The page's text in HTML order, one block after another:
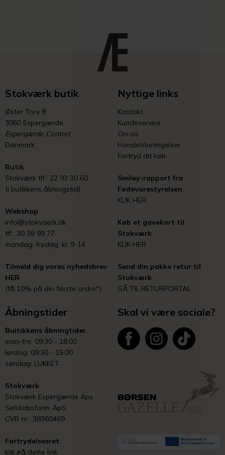
Stokværk butik
Øster Torv 8
3060 Espergærde
Espergærde Centret
Danmark
Butik
Stokværk tlf.: 22 93 30 60
(i butikkens åbningstid)
Webshop
info@stokvaerk.dk
tlf.: 30 36 99 77
mandag-fredag: kl. 9-14
Tilmeld dig vores nyhedsbrev
HER
(få 10% på din første ordre*)
Nyttige links
Kontakt
Kundeservice
Om os
Handelsbetingelser
Fortryd dit køb
Smiley-rapport fra
Fødevarestyrelsen
KLIK HER
Køb et gavekort til
Stokværk
KLIK HER
Send din pakke retur til
Stokværk
GÅ TIL RETURPORTAL
Åbningstider
Buitikkens åbningtider
man-fre: 09:30 - 18:00
lørdag: 09:30 - 15:00
søndag: LUKKET
Stokværk
Stokværk Espergærde Aps
Selskabsform: ApS
CVR nr.: 38360469
Fortrydelsesret:
klik på dette link
Skal vi være sociale?